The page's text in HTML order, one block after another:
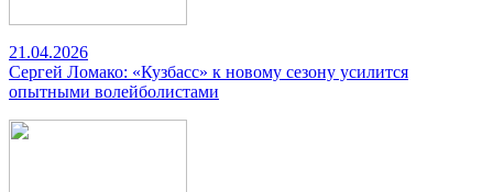
21.04.2026
Сергей Ломако: «Кузбасс» к новому сезону усилится
опытными волейболистами